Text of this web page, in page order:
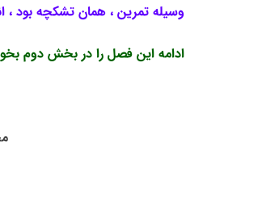
وسیله تمرین ، همان تشکچه بود ،
ادامه این فصل را در بخش دوم